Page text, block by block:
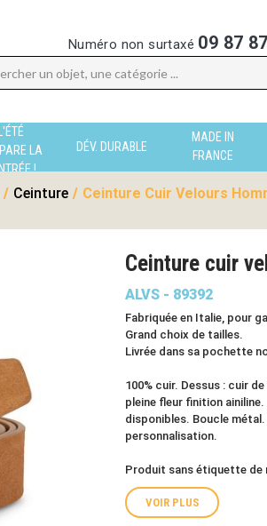
Numéro non surtaxé 09 87
L'ÉTÉ
LA
!
DÉV. DURABLE
MADE IN
FRANCE
/ Ceinture / Ceinture Cuir Velours
Ceinture cuir
ALVS - 89392
Fabriquée en Italie, pour
Grand choix de tailles.
Livrée dans sa pochette
100% cuir. Dessus : cuir
pleine fleur finition
disponibles. Boucle
personnalisation.
Produit sans étiquette de
VOIR PLUS